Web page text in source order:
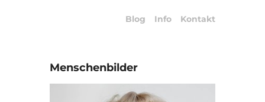
Blog Info Kontakt
Menschenbilder